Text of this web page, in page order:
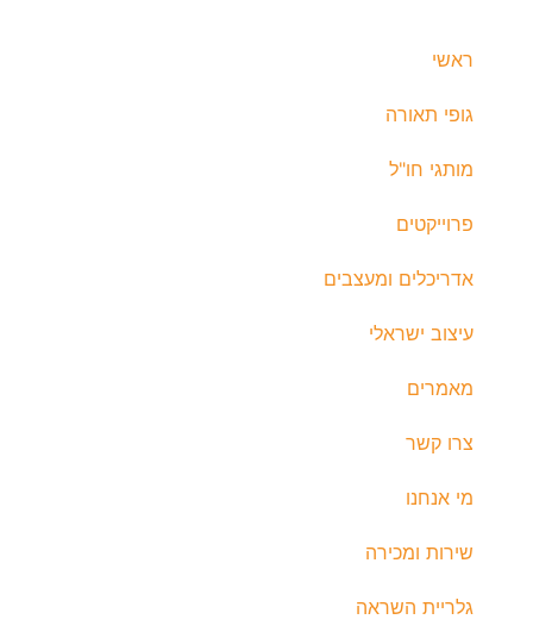
ראשי
גופי תאורה
מותגי חו"ל
פרוייקטים
אדריכלים ומעצבים
עיצוב ישראלי
מאמרים
צרו קשר
מי אנחנו
שירות ומכירה
גלריית השראה